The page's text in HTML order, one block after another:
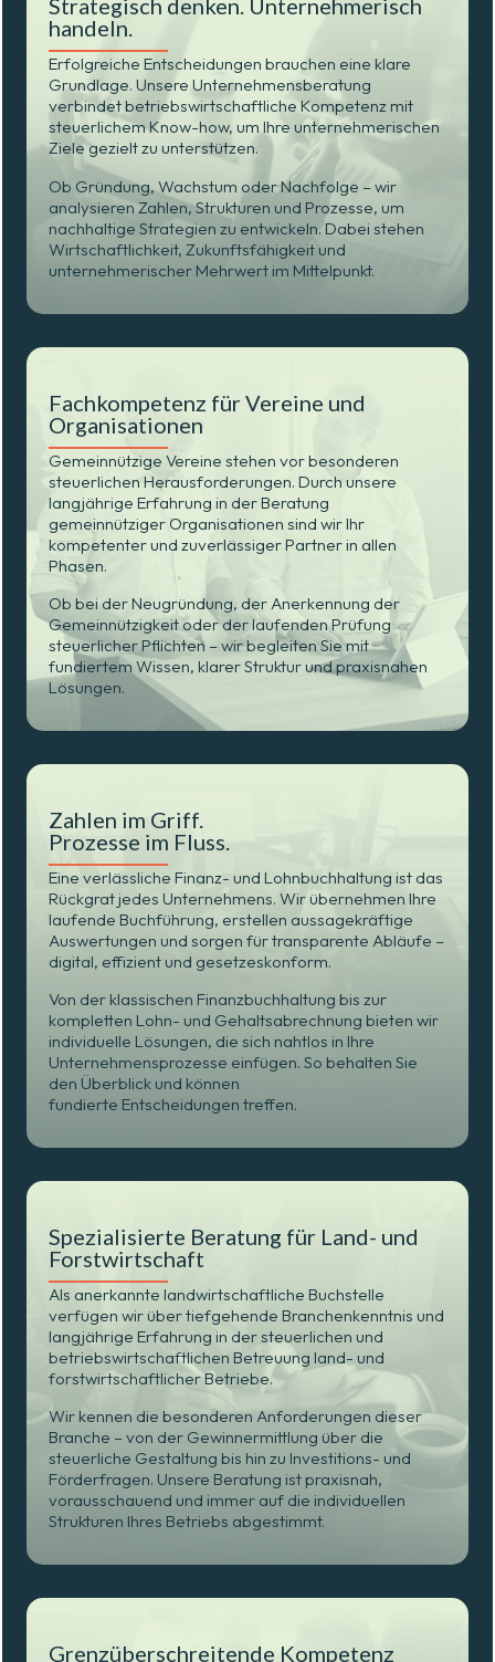
Strategisch denken. Unternehmerisch
handeln.
Erfolgreiche Entscheidungen brauchen eine klare
Grundlage. Unsere Unternehmensberatung
verbindet betriebswirtschaftliche Kompetenz mit
steuerlichem Know-how, um Ihre unternehmerischen
Ziele gezielt zu unterstützen.
Ob Gründung, Wachstum oder Nachfolge – wir
analysieren Zahlen, Strukturen und Prozesse, um
nachhaltige Strategien zu entwickeln. Dabei stehen
Wirtschaftlichkeit, Zukunftsfähigkeit und
unternehmerischer Mehrwert im Mittelpunkt.
Fachkompetenz für Vereine und
Organisationen
Gemeinnützige Vereine stehen vor besonderen
steuerlichen Herausforderungen. Durch unsere
langjährige Erfahrung in der Beratung
gemeinnütziger Organisationen sind wir Ihr
kompetenter und zuverlässiger Partner in allen
Phasen.
Ob bei der Neugründung, der Anerkennung der
Gemeinnützigkeit oder der laufenden Prüfung
steuerlicher Pflichten – wir begleiten Sie mit
fundiertem Wissen, klarer Struktur und praxisnahen
Lösungen.
Zahlen im Griff.
Prozesse im Fluss.
Eine verlässliche Finanz- und Lohnbuchhaltung ist das
Rückgrat jedes Unternehmens. Wir übernehmen Ihre
laufende Buchführung, erstellen aussagekräftige
Auswertungen und sorgen für transparente Abläufe –
digital, effizient und gesetzeskonform.
Von der klassischen Finanzbuchhaltung bis zur
kompletten Lohn- und Gehaltsabrechnung bieten wir
individuelle Lösungen, die sich nahtlos in Ihre
Unternehmensprozesse einfügen. So behalten Sie
den Überblick und können
fundierte Entscheidungen treffen.
Spezialisierte Beratung für Land- und
Forstwirtschaft
Als anerkannte landwirtschaftliche Buchstelle
verfügen wir über tiefgehende Branchenkenntnis und
langjährige Erfahrung in der steuerlichen und
betriebswirtschaftlichen Betreuung land- und
forstwirtschaftlicher Betriebe.
Wir kennen die besonderen Anforderungen dieser
Branche – von der Gewinnermittlung über die
steuerliche Gestaltung bis hin zu Investitions- und
Förderfragen. Unsere Beratung ist praxisnah,
vorausschauend und immer auf die individuellen
Strukturen Ihres Betriebs abgestimmt.
Grenzüberschreitende Kompetenz